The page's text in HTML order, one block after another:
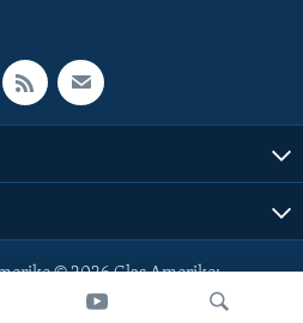
© 2026 Glas Amerike: